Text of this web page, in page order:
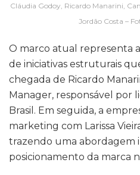
Cláudia Godoy, Ricardo Manarini,
Jordão Costa –
O marco atual representa
de iniciativas estruturais
chegada de Ricardo
Manager, responsável por
Brasil. Em seguida, a
marketing com Larissa
trazendo uma abordagem
posicionamento da marca